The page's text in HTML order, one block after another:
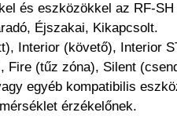
és eszközökkel az RF-
Éjszakai, Kikapcsolt.
Interior (követő), Interior
Fire (tűz zóna), Silent
egyéb kompatibilis
érzékelőnek.